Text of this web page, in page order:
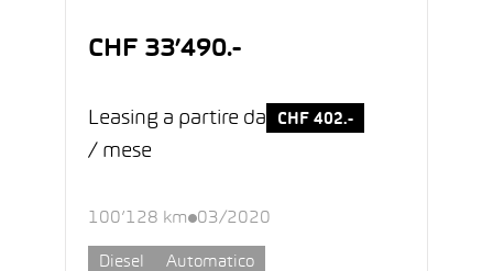
CHF 33’490.-
Leasing a partire da CHF 402.-
/ mese
100’128 km 03/2020
Diesel Automatico